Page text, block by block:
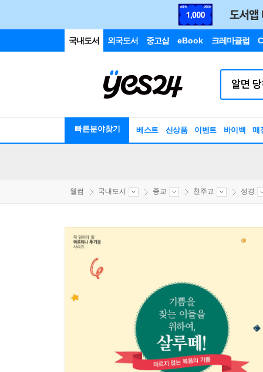
국내도서 외국도서 중고샵 eBook 크레마클럽
빠른분야찾기 베스트 신상품 이벤트 바이백 매
웰컴 국내도서 종교 천주교 성경